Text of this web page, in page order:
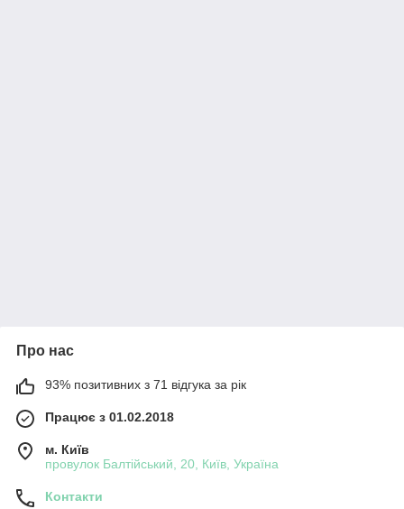
Про нас
93% позитивних з 71 відгука за рік
Працює з 01.02.2018
м. Київ
провулок Балтійський, 20, Київ, Україна
Контакти